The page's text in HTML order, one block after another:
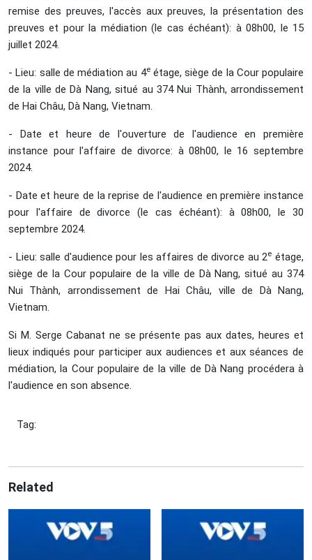
remise des preuves, l'accès aux preuves, la présentation des
preuves et pour la médiation (le cas échéant): à 08h00, le 15
juillet 2024.
- Lieu: salle de médiation au 4eétage, siège de la Cour populaire
de la ville de Dà Nang, situé au 374 Nui Thành, arrondissement
de Hai Châu, Dà Nang, Vietnam.
- Date et heure de l'ouverture de l'audience en première
instance pour l'affaire de divorce: à 08h00, le 16 septembre
2024.
- Date et heure de la reprise de l'audience en première instance
pour l'affaire de divorce (le cas échéant): à 08h00, le 30
septembre 2024.
- Lieu: salle d'audience pour les affaires de divorce au 2e étage,
siège de la Cour populaire de la ville de Dà Nang, situé au 374
Nui Thành, arrondissement de Hai Châu, ville de Dà Nang,
Vietnam.
Si M. Serge Cabanat ne se présente pas aux dates, heures et
lieux indiqués pour participer aux audiences et aux séances de
médiation, la Cour populaire de la ville de Dà Nang procédera à
l'audience en son absence.
Tag:
Related